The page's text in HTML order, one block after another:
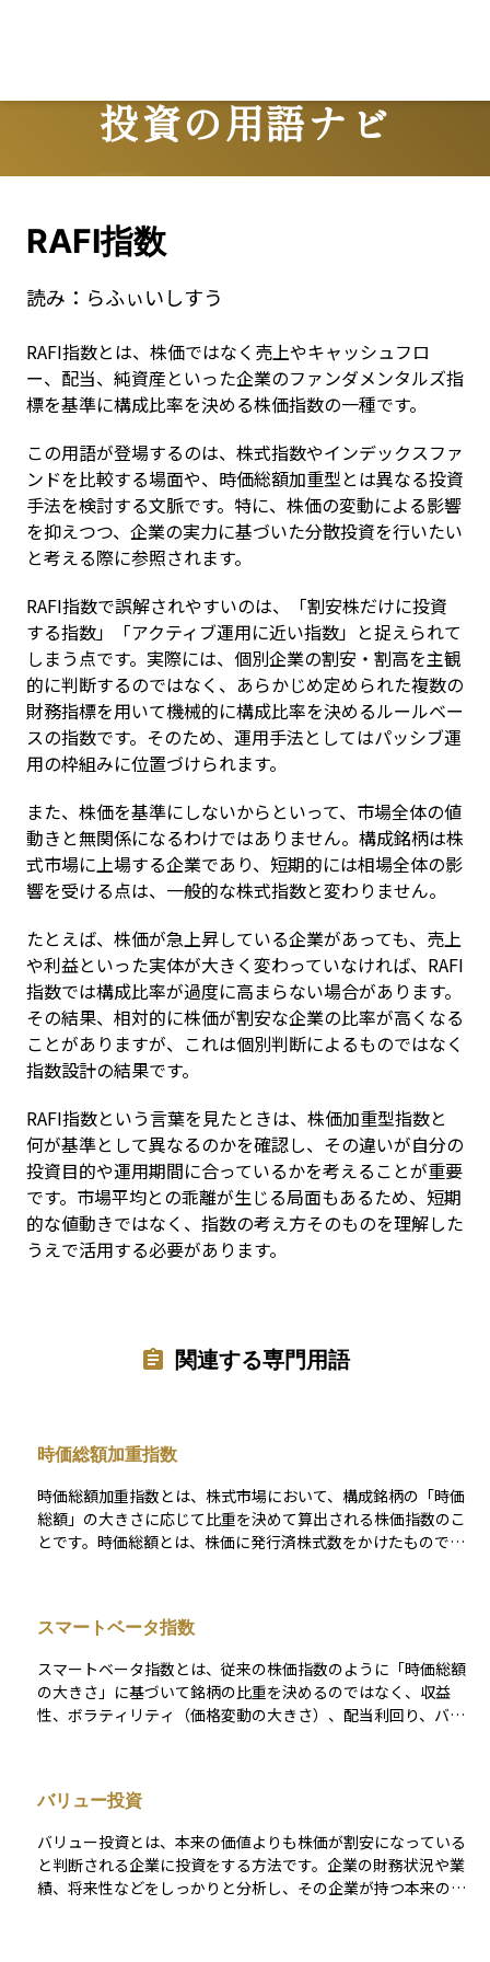
投資の用語ナビ
Terms
RAFI指数
読み： らふぃいしすう
RAFI指数とは、株価ではなく売上やキャッシュフロ
ー、配当、純資産といった企業のファンダメンタルズ指
標を基準に構成比率を決める株価指数の一種です。
この用語が登場するのは、株式指数やインデックスファ
ンドを比較する場面や、時価総額加重型とは異なる投資
手法を検討する文脈です。特に、株価の変動による影響
を抑えつつ、企業の実力に基づいた分散投資を行いたい
と考える際に参照されます。
RAFI指数で誤解されやすいのは、「割安株だけに投資
する指数」「アクティブ運用に近い指数」と捉えられて
しまう点です。実際には、個別企業の割安・割高を主観
的に判断するのではなく、あらかじめ定められた複数の
財務指標を用いて機械的に構成比率を決めるルールベー
スの指数です。そのため、運用手法としてはパッシブ運
用の枠組みに位置づけられます。
また、株価を基準にしないからといって、市場全体の値
動きと無関係になるわけではありません。構成銘柄は株
式市場に上場する企業であり、短期的には相場全体の影
響を受ける点は、一般的な株式指数と変わりません。
たとえば、株価が急上昇している企業があっても、売上
や利益といった実体が大きく変わっていなければ、RAFI
指数では構成比率が過度に高まらない場合があります。
その結果、相対的に株価が割安な企業の比率が高くなる
ことがありますが、これは個別判断によるものではなく
指数設計の結果です。
RAFI指数という言葉を見たときは、株価加重型指数と
何が基準として異なるのかを確認し、その違いが自分の
投資目的や運用期間に合っているかを考えることが重要
です。市場平均との乖離が生じる局面もあるため、短期
的な値動きではなく、指数の考え方そのものを理解した
うえで活用する必要があります。
関連する専門用語
時価総額加重指数
時価総額加重指数とは、株式市場において、構成銘柄の「時価
総額」の大きさに応じて比重を決めて算出される株価指数のこ
とです。時価総額とは、株価に発行済株式数をかけたもので、
が小規模な企業であれば指数に与える影響は小さく、大企業の
株価が動くと指数全体が大きく動くことになります。 代表的な
時価総額加重指数には、「日経平均株価」ではなく「TOPIX
（東証株価指数）」や「S&P500」などがあり、幅広い銘柄を対
象にして市場全体の動きをより正確に反映しやすいとされてい
スマートベータ指数
スマートベータ指数とは、従来の株価指数のように「時価総額
の大きさ」に基づいて銘柄の比重を決めるのではなく、収益
性、ボラティリティ（価格変動の大きさ）、配当利回り、バリ
できます。 たとえば、単に大企業が多いというだけで選ぶので
はなく、「安定して高配当を出している企業」や「株価の変動
が小さい企業」などを組み合わせて、より戦略的なポートフォ
リオを作るのがスマートベータ指数の考え方です。 初心者の方
には、「単なる平均ではなく、ちょっと“かしこく”工夫された
バリュー投資
バリュー投資とは、本来の価値よりも株価が割安になっている
と判断される企業に投資をする方法です。企業の財務状況や業
績、将来性などをしっかりと分析し、その企業が持つ本来の価